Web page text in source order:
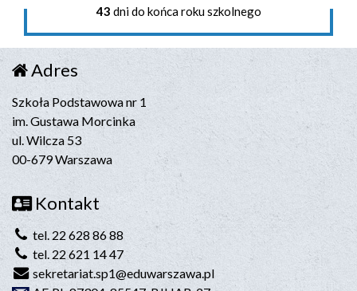
43 dni do końca roku szkolnego
Adres
Szkoła Podstawowa nr 1
im. Gustawa Morcinka
ul. Wilcza 53
00-679 Warszawa
Kontakt
tel. 22 628 86 88
tel. 22 621 14 47
sekretariat.sp1@eduwarszawa.pl